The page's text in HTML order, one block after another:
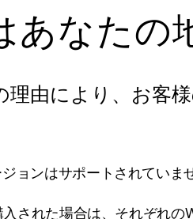
あなたの
理由により、お客
ョンはサポートされていま
された場合は、それぞれ